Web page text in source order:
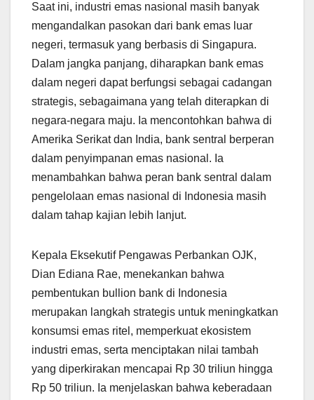
Saat ini, industri emas nasional masih banyak
mengandalkan pasokan dari bank emas luar
negeri, termasuk yang berbasis di Singapura.
Dalam jangka panjang, diharapkan bank emas
dalam negeri dapat berfungsi sebagai cadangan
strategis, sebagaimana yang telah diterapkan di
negara-negara maju. Ia mencontohkan bahwa di
Amerika Serikat dan India, bank sentral berperan
dalam penyimpanan emas nasional. Ia
menambahkan bahwa peran bank sentral dalam
pengelolaan emas nasional di Indonesia masih
dalam tahap kajian lebih lanjut.
Kepala Eksekutif Pengawas Perbankan OJK,
Dian Ediana Rae, menekankan bahwa
pembentukan bullion bank di Indonesia
merupakan langkah strategis untuk meningkatkan
konsumsi emas ritel, memperkuat ekosistem
industri emas, serta menciptakan nilai tambah
yang diperkirakan mencapai Rp 30 triliun hingga
Rp 50 triliun. Ia menjelaskan bahwa keberadaan